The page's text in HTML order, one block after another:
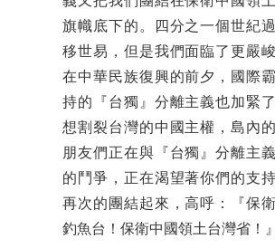
旗幟底下的。四分之一個世紀
移世易，但是我們面臨了更嚴峻
在中華民族復興的前夕，國際
持的『台獨』分離主義也加緊
想割裂台灣的中國主權，島內
朋友們正在與『台獨』分離主
的鬥爭，正在渴望著你們的支
再次的團結起來，高呼：『保
釣魚台！保衛中國領土台灣省！